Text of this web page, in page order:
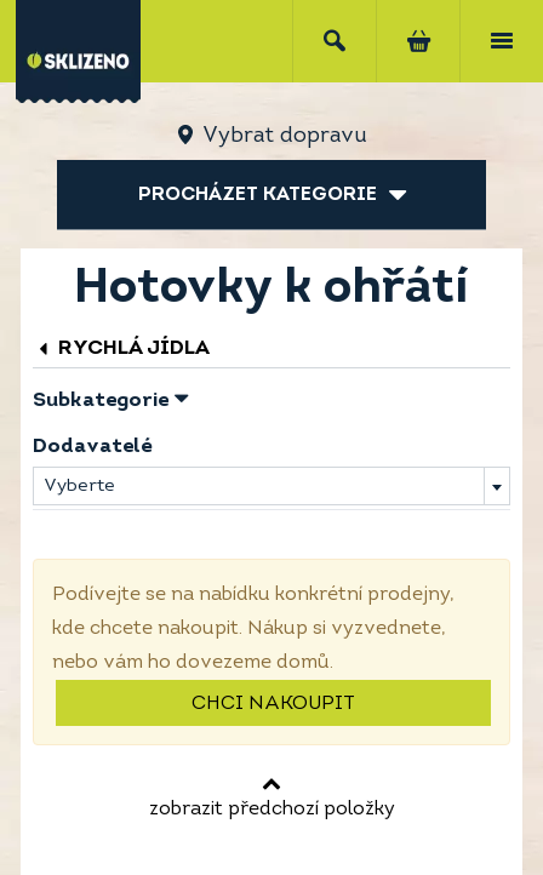
Vybrat dopravu
PROCHÁZET KATEGORIE
Hotovky k ohřátí
RYCHLÁ JÍDLA
Subkategorie
Dodavatelé
Vyberte
Podívejte se na nabídku konkrétní prodejny,
kde chcete nakoupit. Nákup si vyzvednete,
nebo vám ho dovezeme domů.
CHCI NAKOUPIT
zobrazit předchozí položky